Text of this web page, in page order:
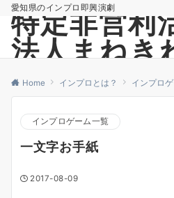
愛知県のインプロ即興演劇
特定非営利
法人まねき
Home インプロとは？ インプロ
インプロゲーム一覧
一文字お手紙
2017-08-09